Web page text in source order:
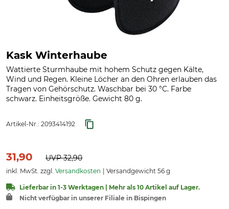
Kask Winterhaube
Wattierte Sturmhaube mit hohem Schutz gegen Kälte,
Wind und Regen. Kleine Löcher an den Ohren erlauben das
Tragen von Gehörschutz. Waschbar bei 30 °C. Farbe
schwarz. Einheitsgröße. Gewicht 80 g.
Artikel-Nr.: 2093414192
31,90 UVP32,90
inkl. MwSt. zzgl. Versandkosten Versandgewicht 56 g
Lieferbar in 1-3 Werktagen | Mehr als 10 Artikel auf Lager.
Nicht verfügbar in unserer Filiale in Bispingen